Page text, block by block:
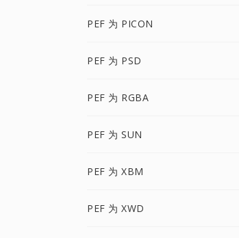
PEF 为 PICON
PEF 为 PSD
PEF 为 RGBA
PEF 为 SUN
PEF 为 XBM
PEF 为 XWD